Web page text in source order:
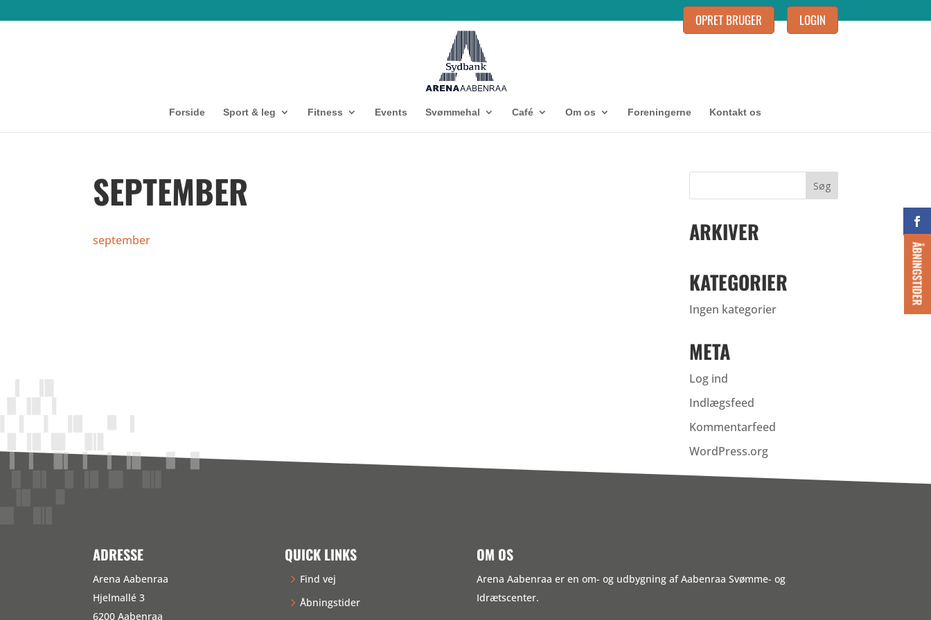
ÅBNINGSTIDER
OPRET BRUGER LOGIN
Forside Sport & leg Fitness Events Svømmehal Café Om os Foreningerne Kontakt os
SEPTEMBER
september
ARKIVER
KATEGORIER
Ingen kategorier
META
Log ind
Indlægsfeed
Kommentarfeed
WordPress.org
ADRESSE
Arena Aabenraa
Hjelmallé 3
6200 Aabenraa
QUICK LINKS
Find vej
Åbningstider
OM OS
Arena Aabenraa er en om- og udbygning af Aabenraa Svømme- og
Idrætscenter.